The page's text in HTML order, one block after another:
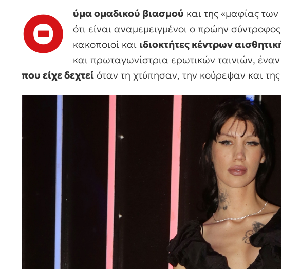
Θ ύμα ομαδικού βιασμού και της «μαφίας
ότι είναι αναμεμειγμένοι ο πρώην
κακοποιοί και ιδιοκτήτες κέντρων
και πρωταγωνίστρια ερωτικών ταινιών,
που είχε δεχτεί όταν τη χτύπησαν, την κούρεψαν και